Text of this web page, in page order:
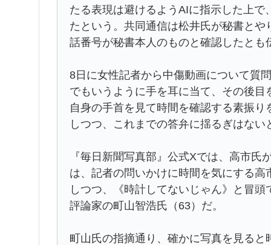
たる表現は避けるようAIに指示した上
たという。共同通信は松井氏が秘書と
話番号が秘書本人のものと確認したとも
8日に女性記者から中傷動画について質
でもいうように手を耳に当て、その後
自身の手首を見て時間を確認する素振
しつつ、これまでの答弁に揺るぎはない
『毎日新聞写真部』公式Xでは、高市
は、記者の問いかけに時間を気にする
しつつ、《時計してないじゃん》と冒
評論家の町山智浩氏（63）だ。
町山氏の指摘通り、確かに写真を見る